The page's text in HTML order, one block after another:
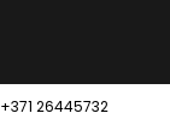
+371 26445732